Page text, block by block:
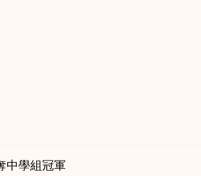
中學組冠軍